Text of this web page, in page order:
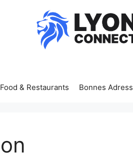
Food & Restaurants Bonnes